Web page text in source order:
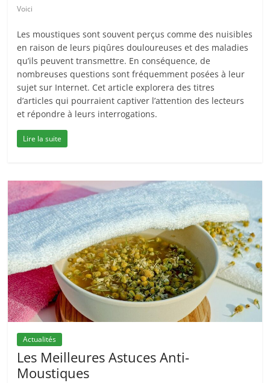
Voici
Les moustiques sont souvent perçus comme des nuisibles
en raison de leurs piqûres douloureuses et des maladies
qu’ils peuvent transmettre. En conséquence, de
nombreuses questions sont fréquemment posées à leur
sujet sur Internet. Cet article explorera des titres
d’articles qui pourraient captiver l’attention des lecteurs
et répondre à leurs interrogations.
Lire la suite
Actualités
Les Meilleures Astuces Anti-
Moustiques